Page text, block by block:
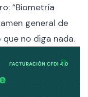
“Biometría
general de
que no diga nada.